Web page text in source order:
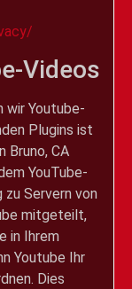
Videos
wir Youtube-
Plugins ist
Bruno, CA
YouTube-
zu Servern von
mitgeteilt,
in Ihrem
Youtube Ihr
Dies